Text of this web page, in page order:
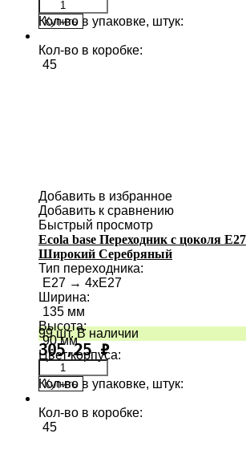
Кол-во в упаковке, штук:
Кол-во в коробке:
45
Купить
Добавить в избранное
Добавить к сравнению
Быстрый просмотр
Ecola base Переходник с цоколя
Широкий Серебряный
Тип переходника:
E27 → 4хE27
Ширина:
135 мм
Высота:
90 мм
Цвет корпуса:
Кол-во в упаковке, штук:
Кол-во в коробке:
45
99 шт. В наличии
305,25₽
Купить